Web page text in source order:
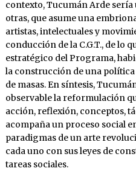
contexto, Tucumán Arde
otras, que asume una
artistas, intelectuales y
conducción de la C.G.T., de lo
estratégico del Programa,
la construcción de una
de masas. En síntesis,
observable la reformulación
acción, reflexión, conceptos,
acompaña un proceso social
paradigmas de un arte
cada uno con sus leyes de
tareas sociales.